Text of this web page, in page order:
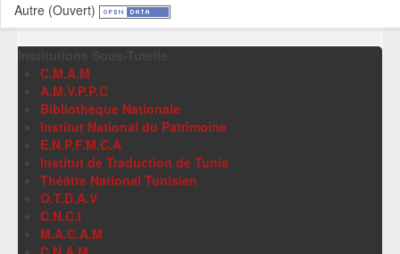
Autre (Ouvert)
C.M.A.M
A.M.V.P.P.C
Bibliothèque Nationale
Institut National du Patrimoine
E.N.P.F.M.C.A
Institut de Traduction de Tunis
Théâtre National Tunisien
O.T.D.A.V
C.N.C.I
M.A.C.A.M